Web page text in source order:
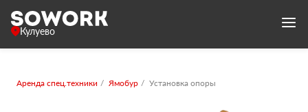
Кулуево
Аренда спец.техники Ямобур Установка опоры